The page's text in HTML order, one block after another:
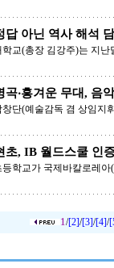
답 아닌 역사 해석
교(총장 김강주)는 지
곡‧흥겨운 무대, 음
단(예술감독 겸 상임지
초, IB 월드스쿨 인
학교가 국제바칼로레아
1/[2]/[3]/[4]/